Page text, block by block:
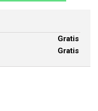
Gratis
Gratis